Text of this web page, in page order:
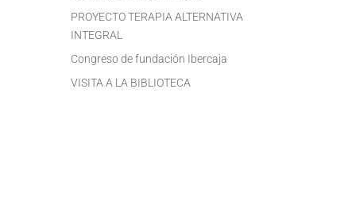
PROYECTO TERAPIA ALTERNATIVA
INTEGRAL
Congreso de fundación Ibercaja
VISITA A LA BIBLIOTECA